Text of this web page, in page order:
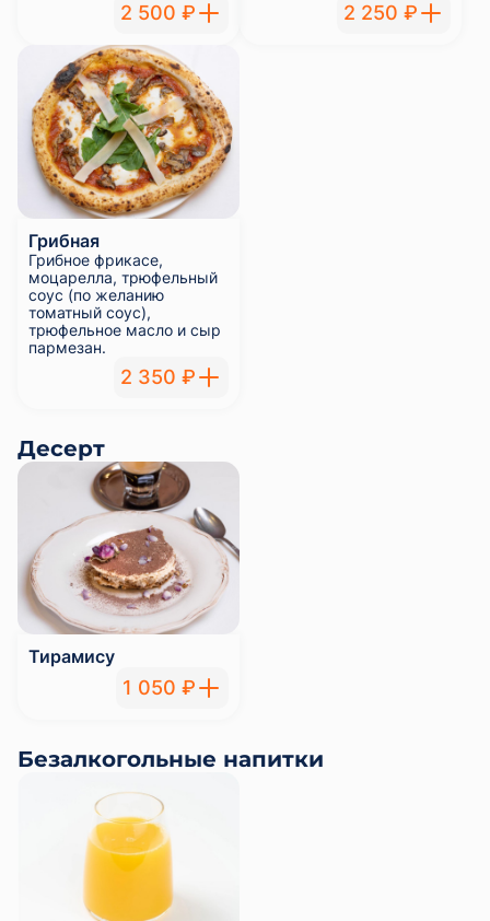
2 500 ₽ 2 250 ₽
Грибная
Грибное фрикасе,
моцарелла, трюфельный
соус (по желанию
томатный соус),
трюфельное масло и сыр
пармезан.
2 350 ₽
Десерт
Тирамису
1 050 ₽
Безалкогольные напитки